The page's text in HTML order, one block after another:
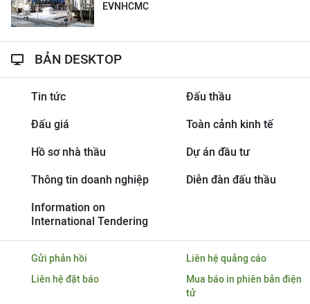
EVNHCMC
BẢN DESKTOP
Tin tức Đấu thầu
Đấu giá Toàn cảnh kinh tế
Hồ sơ nhà thầu Dự án đầu tư
Thông tin doanh nghiệp Diễn đàn đấu thầu
Information on
International Tendering
Gửi phản hồi
Liên hệ quảng cáo
Liên hệ đặt báo
Mua báo in phiên bản điện
tử